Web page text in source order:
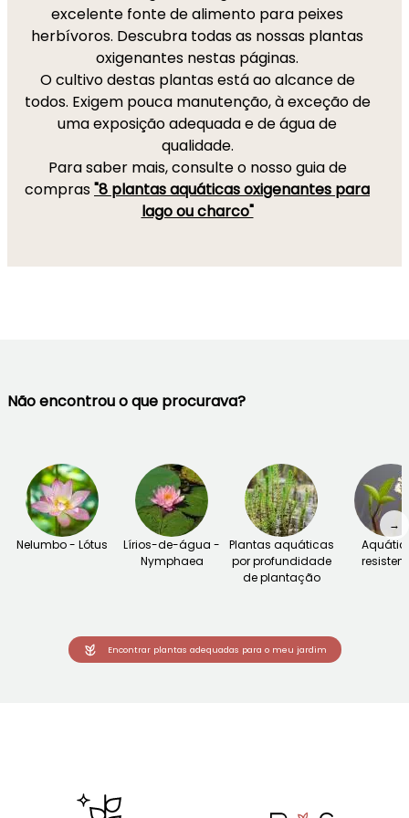
excelente fonte de alimento para peixes
herbívoros. Descubra todas as nossas plantas
oxigenantes nestas páginas.
O cultivo destas plantas está ao alcance de
todos. Exigem pouca manutenção, à exceção de
uma exposição adequada e de água de
qualidade.
Para saber mais, consulte o nosso guia de
compras"8 plantas aquáticas oxigenantes para
lago ou charco"
Não encontrou o que procurava?
Nelumbo - Lótus
Lírios-de-água -
Nymphaea
Plantas aquáticas
por profundidade
de plantação
→
Encontrar plantas adequadas para o meu jardim